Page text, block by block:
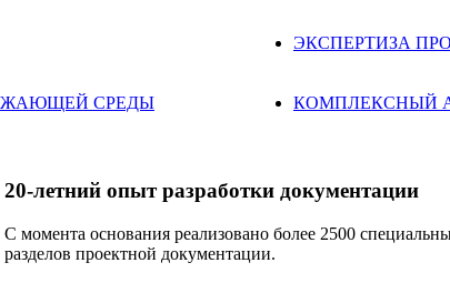
ЭКСПЕРТИЗА
СРЕДЫ КОМПЛЕКСНЫЙ
20-летний опыт разработки документации
С момента основания реализовано более 2500
разделов проектной документации.